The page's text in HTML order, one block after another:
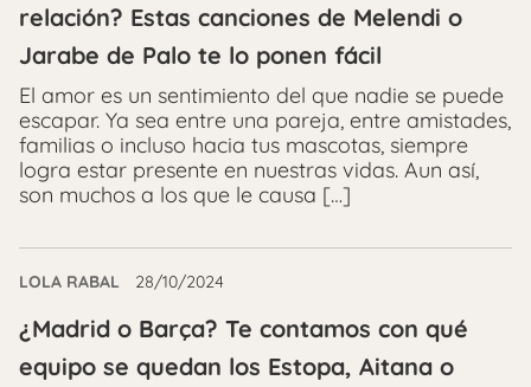
relación? Estas canciones de Melendi o
Jarabe de Palo te lo ponen fácil
El amor es un sentimiento del que nadie se puede
escapar. Ya sea entre una pareja, entre amistades,
familias o incluso hacia tus mascotas, siempre
logra estar presente en nuestras vidas. Aun así,
son muchos a los que le causa […]
LOLA RABAL 28/10/2024
¿Madrid o Barça? Te contamos con qué
equipo se quedan los Estopa, Aitana o